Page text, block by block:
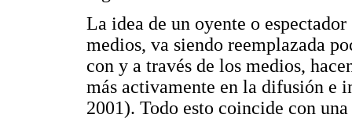
La idea de un oyente o
medios, va siendo reemplazada
con y a través de los medios,
más activamente en la difusión e
2001). Todo esto coincide con